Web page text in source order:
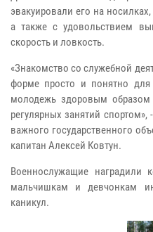
эвакуировали его на
а также с удовольствием
скорость и ловкость.
«Знакомство со служебной
форме просто и понятно для
молодежь здоровым образом
регулярных занятий
важного государственного
капитан Алексей Ковтун.
Военнослужащие наградили
мальчишкам и девчонкам
каникул.